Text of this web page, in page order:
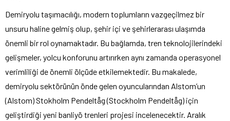
Demiryolu taşımacılığı, modern toplumların vazgeçilmez bir
unsuru haline gelmiş olup, şehir içi ve şehirlerarası ulaşımda
önemli bir rol oynamaktadır. Bu bağlamda, tren teknolojilerindeki
gelişmeler, yolcu konforunu artırırken aynı zamanda operasyonel
verimliliği de önemli ölçüde etkilemektedir. Bu makalede,
demiryolu sektörünün önde gelen oyuncularından Alstom’un
(Alstom) Stokholm Pendeltåg (Stockholm Pendeltåg) için
geliştirdiği yeni banliyö trenleri projesi incelenecektir. Aralık